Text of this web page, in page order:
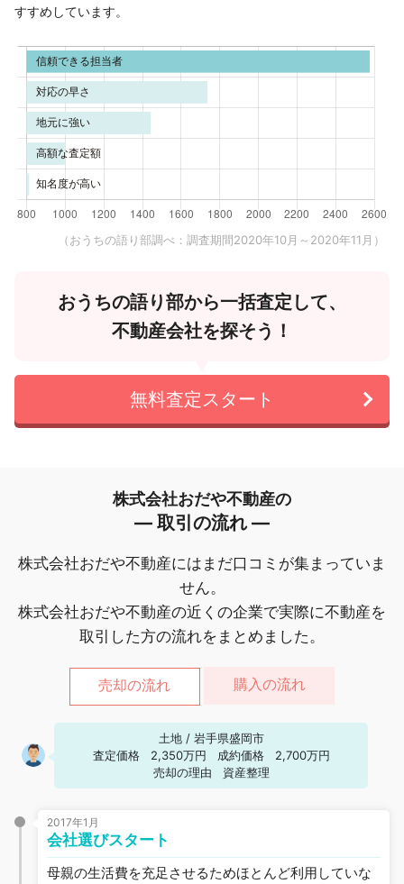
すすめしています。
（おうちの語り部調べ：調査期間2020年10月～2020年11月）
おうちの語り部から一括査定して、
不動産会社を探そう！
無料査定スタート
株式会社おだや不動産の
― 取引の流れ ―
株式会社おだや不動産にはまだ口コミが集まっていま
せん。
株式会社おだや不動産の近くの企業で実際に不動産を
取引した方の流れをまとめました。
売却の流れ 購入の流れ
土地 / 岩手県盛岡市
査定価格
2,350万円 成約価格
2,700万円
売却の理由
資産整理
2017年1月
会社選びスタート
母親の生活費を充足させるためほとんど利用していな